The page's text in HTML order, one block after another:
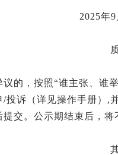
2025年
的，按照“谁主张、谁
投诉（详见操作手册）,
交。公示期结束后，将